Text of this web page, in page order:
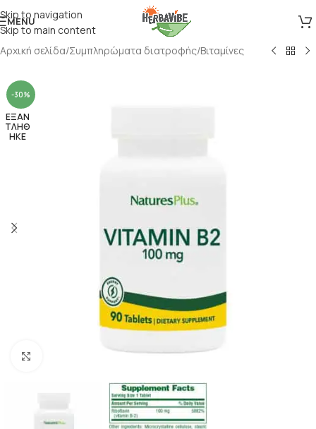
Skip to navigation
Skip to main content
MENU
Αρχική σελίδα/Συμπληρώματα διατροφής/Βιταμίνες
-30%
ΕΞΑΝ
ΤΛΗΘ
ΗΚΕ
Πατήστε για μεγέθυνση